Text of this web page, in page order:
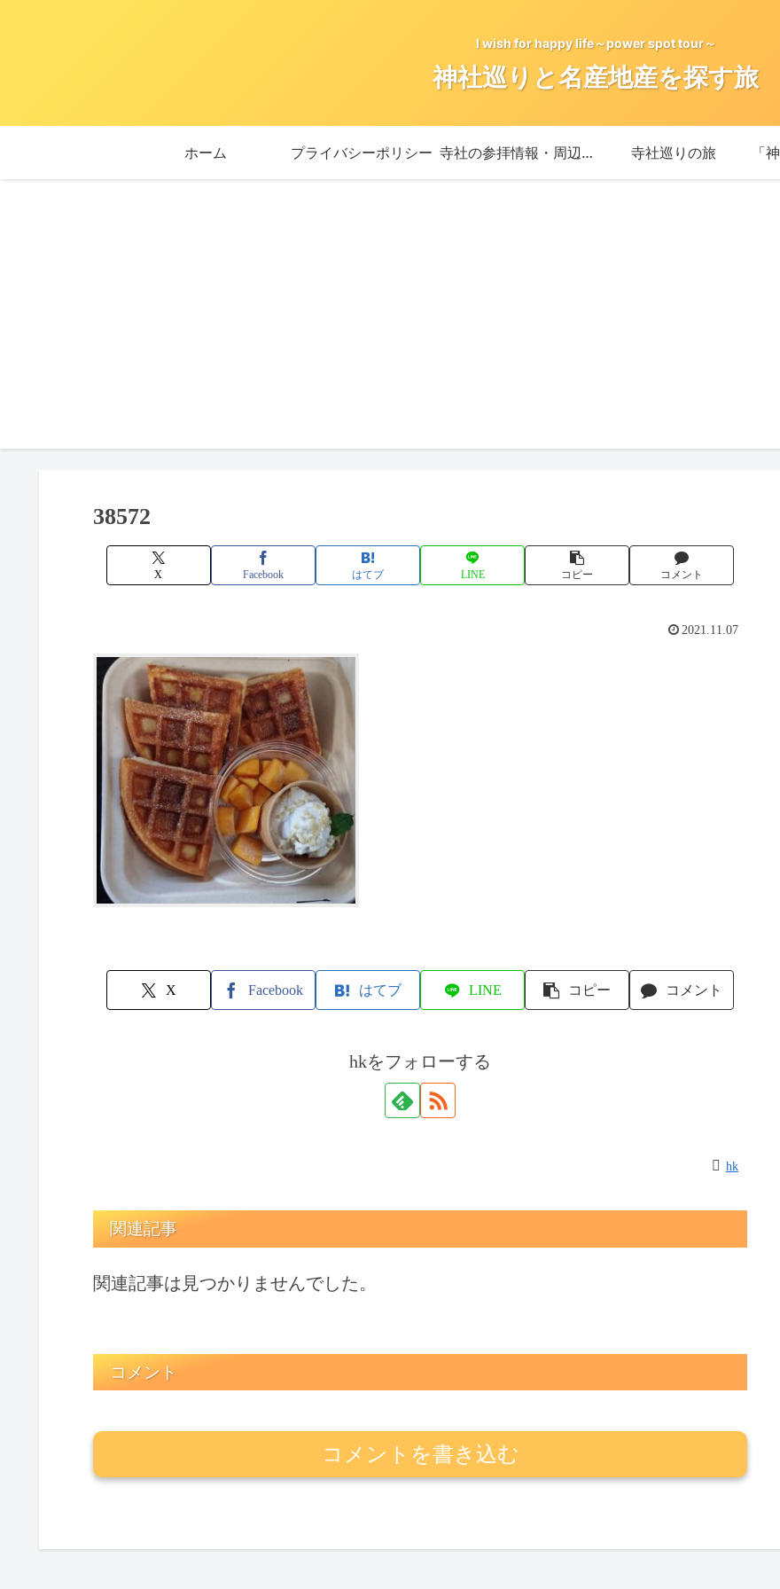
I wish for happy life～power spot tour～
神社巡りと名産地産を探す旅
ホーム プライバシーポリシー 寺社の参拝情報・周辺情報 寺社巡りの旅
38572
X Facebook はてブ LINE コピー コメント
2021.11.07
X Facebook はてブ LINE コピー コメント
hkをフォローする
hk
関連記事
関連記事は見つかりませんでした。
コメント
コメントを書き込む